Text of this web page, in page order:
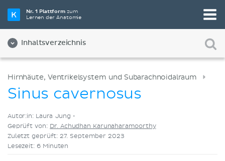
Nr. 1 Plattformzum
Lernen der Anatomie
Inhaltsverzeichnis
Wähle die beste Lernmethode für dich
Videos
Hirnhäute, Ventrikelsystem und Subarachnoidalraum
Sinus cavernosus
Autor:in: Laura Jung •
Geprüft von: Dr. Achudhan Karunaharamoorthy
Zuletzt geprüft: 27. September 2023
Lesezeit: 6 Minuten